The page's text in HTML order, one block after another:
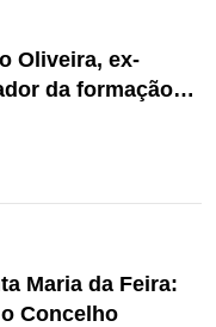
Oliveira, ex-
da formação
Maria da Feira:
o Concelho